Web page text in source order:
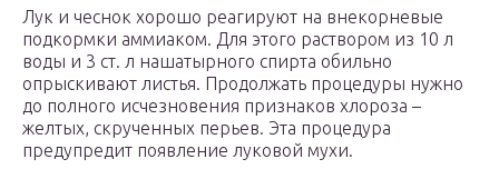
Лук и чеснок хорошо реагируют на внекорневые
подкормки аммиаком. Для этого раствором из 10 л
воды и 3 ст. л нашатырного спирта обильно
опрыскивают листья. Продолжать процедуры нужно
до полного исчезновения признаков хлороза –
желтых, скрученных перьев. Эта процедура
предупредит появление луковой мухи.